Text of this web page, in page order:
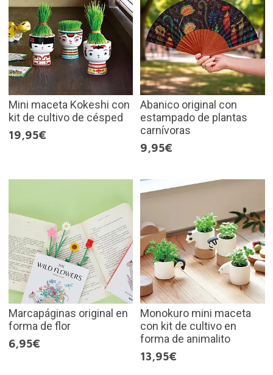
Mini maceta Kokeshi con
kit de cultivo de césped
19,95€
Abanico original con
estampado de plantas
carnívoras
9,95€
Marcapáginas original en
forma de flor
6,95€
Monokuro mini maceta
con kit de cultivo en
forma de animalito
13,95€